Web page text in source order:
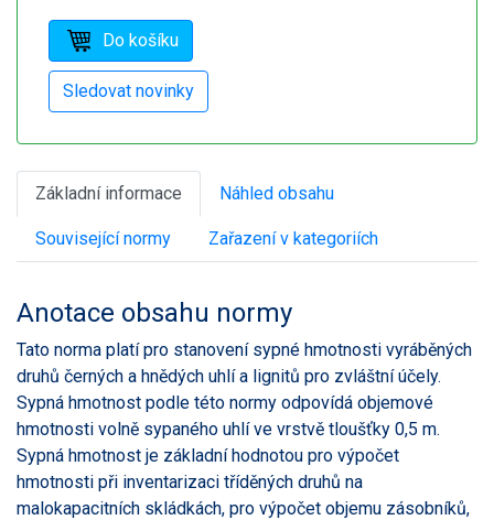
Základní informace Náhled obsahu
Související normy Zařazení v kategoriích
Anotace obsahu normy
Tato norma platí pro stanovení sypné hmotnosti vyráběných
druhů černých a hnědých uhlí a lignitů pro zvláštní účely.
Sypná hmotnost podle této normy odpovídá objemové
hmotnosti volně sypaného uhlí ve vrstvě tloušťky 0,5 m.
Sypná hmotnost je základní hodnotou pro výpočet
hmotnosti při inventarizaci tříděných druhů na
malokapacitních skládkách, pro výpočet objemu zásobníků,